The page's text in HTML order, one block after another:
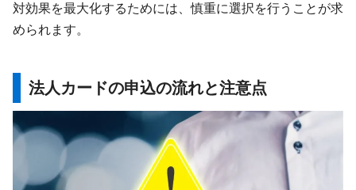
対効果を最大化するためには、慎重に選択を行うことが求
められます。
法人カードの申込の流れと注意点